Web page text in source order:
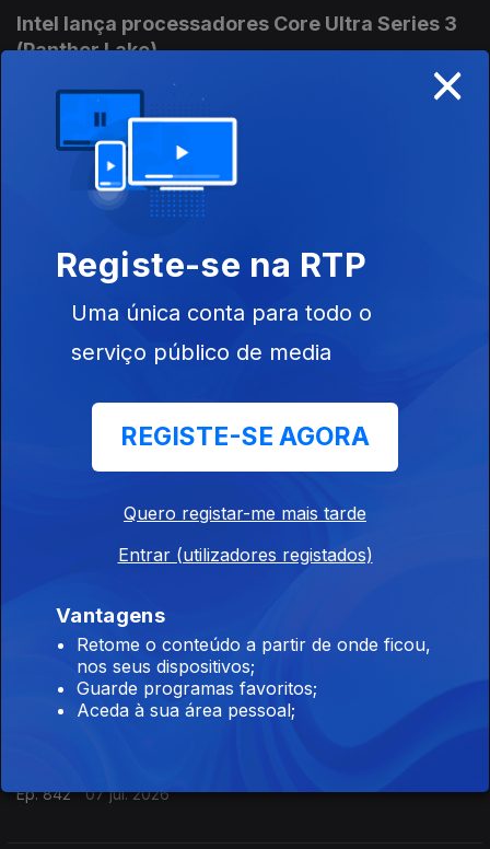
Intel lança processadores Core Ultra Series 3
(Panther Lake)
Samsung Galaxy Z Fold8 Ultra o novo topo de
gama dos smartphones dobráveis
Google e Renault atualizam sistema OpenR
Link com IA Gemini
Microsoft prepara lançamento da oitava
09 jul. 2026
Samsung regressa em julho com Galaxy Z Fold
8 e Z Flip 8
08 jul. 2026
Ep. 842 07 jul. 2026
×
Registe-se na RTP
Uma única conta para todo o
serviço público de media
REGISTE-SE AGORA
Quero registar-me mais tarde
Entrar (utilizadores registados)
Vantagens
Retome o conteúdo a partir de onde ficou,
nos seus dispositivos;
Guarde programas favoritos;
Aceda à sua área pessoal;